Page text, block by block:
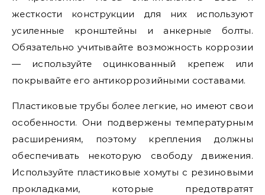
жесткости конструкции для них используют
усиленные кронштейны и анкерные болты.
Обязательно учитывайте возможность коррозии
— используйте оцинкованный крепеж или
покрывайте его антикоррозийными составами.
Пластиковые трубы более легкие, но имеют свои
особенности. Они подвержены температурным
расширениям, поэтому крепления должны
обеспечивать некоторую свободу движения.
Используйте пластиковые хомуты с резиновыми
прокладками, которые предотвратят